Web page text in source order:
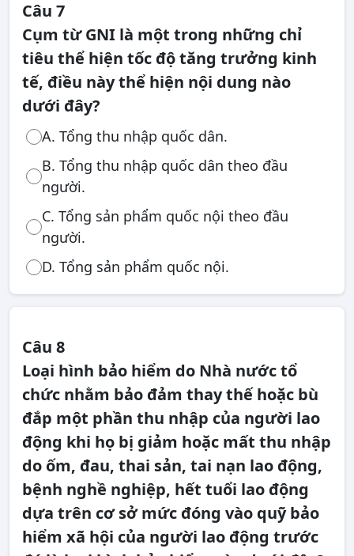
Câu 7
Cụm từ GNI là một trong những chỉ
tiêu thể hiện tốc độ tăng trưởng kinh
tế, điều này thể hiện nội dung nào
dưới đây?
A. Tổng thu nhập quốc dân.
B. Tổng thu nhập quốc dân theo đầu
người.
C. Tổng sản phẩm quốc nội theo đầu
người.
D. Tổng sản phẩm quốc nội.
Câu 8
Loại hình bảo hiểm do Nhà nước tổ
chức nhằm bảo đảm thay thế hoặc bù
đắp một phần thu nhập của người lao
động khi họ bị giảm hoặc mất thu nhập
do ốm, đau, thai sản, tai nạn lao động,
bệnh nghề nghiệp, hết tuổi lao động
dựa trên cơ sở mức đóng vào quỹ bảo
hiểm xã hội của người lao động trước